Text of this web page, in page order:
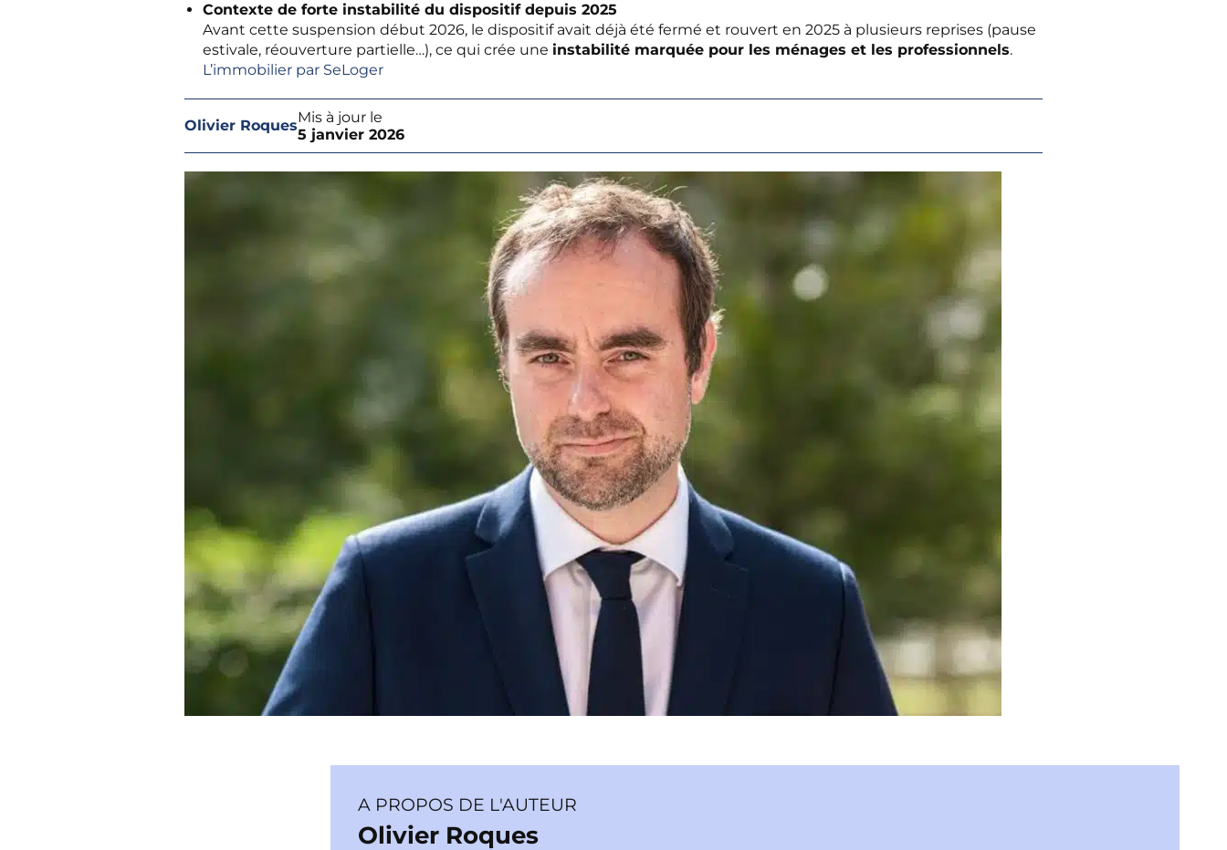
Contexte de forte instabilité du dispositif depuis 2025
Avant cette suspension début 2026, le dispositif avait déjà été fermé et rouvert en 2025 à plusieurs reprises (pause
estivale, réouverture partielle…), ce qui crée une instabilité marquée pour les ménages et les professionnels.
L’immobilier par SeLoger
Olivier RoquesMis à jour le
5 janvier 2026
A PROPOS DE L'AUTEUR
Olivier Roques